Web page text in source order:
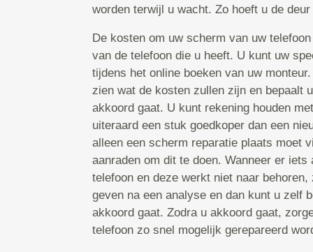
worden terwijl u wacht. Zo hoeft u de
De kosten om uw scherm van uw
van de telefoon die u heeft. U kunt uw
tijdens het online boeken van uw
zien wat de kosten zullen zijn en bepaalt
akkoord gaat. U kunt rekening houden
uiteraard een stuk goedkoper dan een
alleen een scherm reparatie plaats moet
aanraden om dit te doen. Wanneer er iets
telefoon en deze werkt niet naar
geven na een analyse en dan kunt u zelf
akkoord gaat. Zodra u akkoord gaat,
telefoon zo snel mogelijk gerepareerd